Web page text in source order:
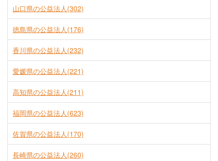
山口県の公益法人(302)
徳島県の公益法人(176)
香川県の公益法人(232)
愛媛県の公益法人(221)
高知県の公益法人(211)
福岡県の公益法人(623)
佐賀県の公益法人(170)
長崎県の公益法人(260)